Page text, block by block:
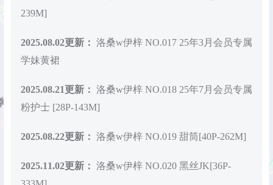
239M]
2025.08.02更新： 洛桑w伊梓 NO.017 25年3月会员专属
学妹黄裙
2025.08.21更新： 洛桑w伊梓 NO.018 25年7月会员专属
粉护士 [28P-143M]
2025.08.22更新： 洛桑w伊梓 NO.019 甜筒[40P-262M]
2025.11.02更新： 洛桑w伊梓 NO.020 黑丝JK[36P-